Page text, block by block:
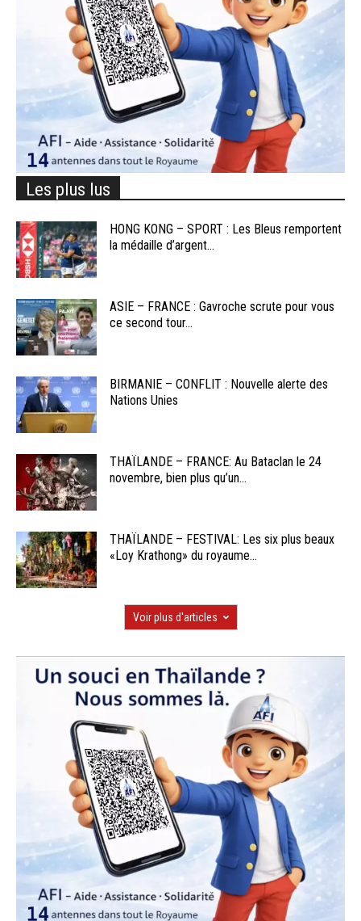
Les plus lus
HONG KONG – SPORT : Les Bleus remportent
la médaille d’argent...
ASIE – FRANCE : Gavroche scrute pour vous
ce second tour...
BIRMANIE – CONFLIT : Nouvelle alerte des
Nations Unies
THAÏLANDE – FRANCE: Au Bataclan le 24
novembre, bien plus qu’un...
THAÏLANDE – FESTIVAL: Les six plus beaux
«Loy Krathong» du royaume...
Voir plus d'articles